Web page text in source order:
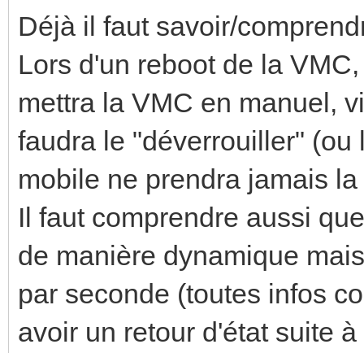
Déjà il faut savoir/
Lors d'un reboot de la
mettra la VMC en manuel,
faudra le "déverrouiller"
mobile ne prendra jamais
Il faut comprendre aussi
de manière dynamique
par seconde (toutes infos
avoir un retour d'état suite